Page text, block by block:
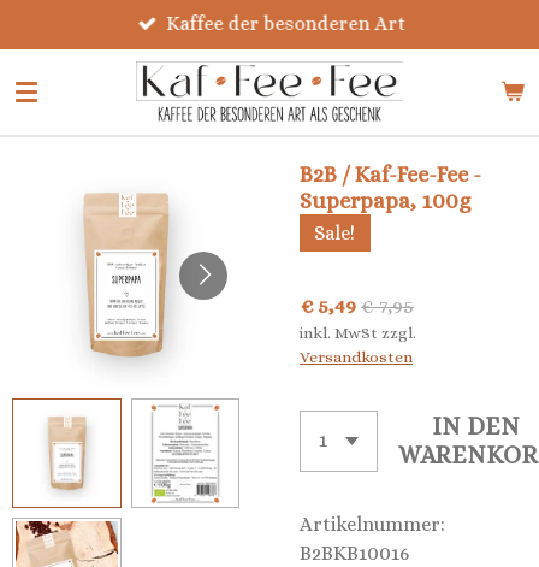
Hauptinhalt
springen
Kaffee der besonderen Art
B2B / Kaf-Fee-Fee -
Superpapa, 100g
Sale!
€ 5,49 € 7,95
inkl. MwSt zzgl.
Versandkosten
IN DEN
Artikelnummer:
B2BKB10016